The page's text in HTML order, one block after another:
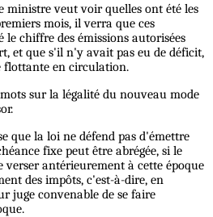
ministre veut voir quelles ont été les
mois, il verra que ces
le chiffre des émissions autorisées
et que s'il n'y avait pas eu de déficit,
flottante en circulation.
sur la légalité du nouveau mode
que la loi ne défend pas d'émettre
fixe peut être abrégée, si le
verser antérieurement à cette époque
des impôts, c'est-à-dire, en
juge convenable de se faire